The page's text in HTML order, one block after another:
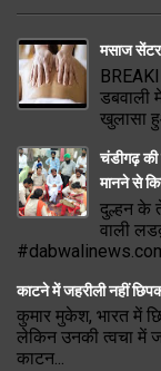
मसाज सेंटर
डबवाली
खुलासा
चंडीगढ़ की
मानने से
दुल्हन के
वाली
काटने में जहरीली नहीं
कुमार मुकेश, भारत में
लेकिन उनकी त्वचा में
काटन...